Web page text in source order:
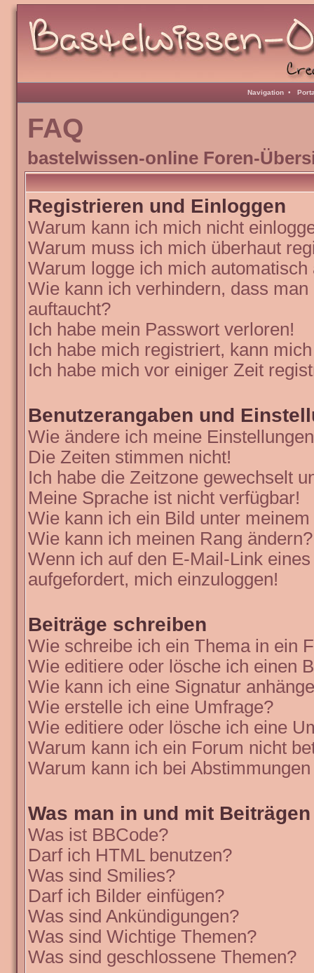
Navigation •
FAQ
bastelwissen-online Foren-
Registrieren und Einloggen
Warum kann ich mich nicht
Warum muss ich mich überhaut
Warum logge ich mich automatisch
Wie kann ich verhindern, dass
auftaucht?
Ich habe mein Passwort verloren!
Ich habe mich registriert, kann
Ich habe mich vor einiger Zeit
Benutzerangaben und
Wie ändere ich meine
Die Zeiten stimmen nicht!
Ich habe die Zeitzone gewechselt
Meine Sprache ist nicht verfügbar!
Wie kann ich ein Bild unter
Wie kann ich meinen Rang ändern?
Wenn ich auf den E-Mail-Link
aufgefordert, mich einzuloggen!
Beiträge schreiben
Wie schreibe ich ein Thema in ein
Wie editiere oder lösche ich einen
Wie kann ich eine Signatur
Wie erstelle ich eine Umfrage?
Wie editiere oder lösche ich eine
Warum kann ich ein Forum nicht
Warum kann ich bei
Was man in und mit
Was ist BBCode?
Darf ich HTML benutzen?
Was sind Smilies?
Darf ich Bilder einfügen?
Was sind Ankündigungen?
Was sind Wichtige Themen?
Was sind geschlossene Themen?